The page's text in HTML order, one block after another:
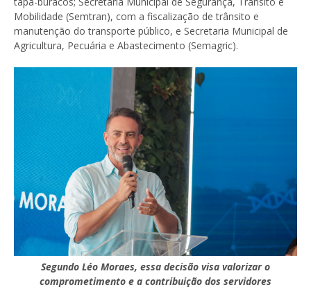
Mobilidade (Semtran), com a fiscalização de trânsito e
manutenção do transporte público, e Secretaria Municipal de
Agricultura, Pecuária e Abastecimento (Semagric).
Segundo Léo Moraes, essa decisão visa valorizar o
comprometimento e a contribuição dos servidores